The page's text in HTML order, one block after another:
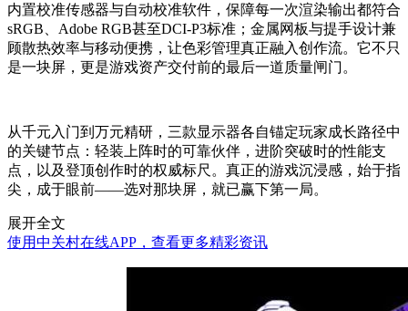
内置校准传感器与自动校准软件，保障每一次渲染输出都符合
sRGB、Adobe RGB甚至DCI-P3标准；金属网板与提手设计兼
顾散热效率与移动便携，让色彩管理真正融入创作流。它不只
是一块屏，更是游戏资产交付前的最后一道质量闸门。
从千元入门到万元精研，三款显示器各自锚定玩家成长路径中
的关键节点：轻装上阵时的可靠伙伴，进阶突破时的性能支
点，以及登顶创作时的权威标尺。真正的游戏沉浸感，始于指
尖，成于眼前——选对那块屏，就已赢下第一局。
展开全文
使用中关村在线APP，查看更多精彩资讯